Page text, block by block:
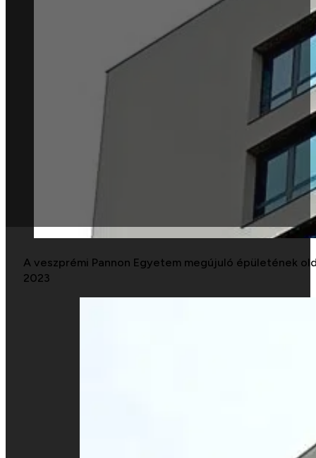
A veszprémi Pannon Egyetem megújuló épületének
2023